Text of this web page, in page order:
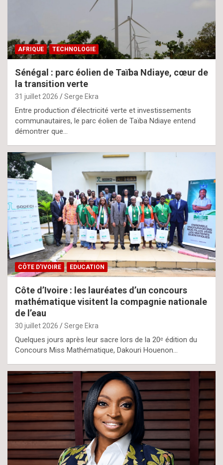
AFRIQUE TECHNOLOGIE
Sénégal : parc éolien de Taïba Ndiaye, cœur de
la transition verte
31 juillet 2026 Serge Ekra
Entre production d’électricité verte et investissements
communautaires, le parc éolien de Taïba Ndiaye entend
démontrer que…
CÔTE D'IVOIRE EDUCATION
Côte d’Ivoire : les lauréates d’un concours
mathématique visitent la compagnie nationale
de l’eau
30 juillet 2026 Serge Ekra
Quelques jours après leur sacre lors de la 20ᵉ édition du
Concours Miss Mathématique, Dakouri Houenon…